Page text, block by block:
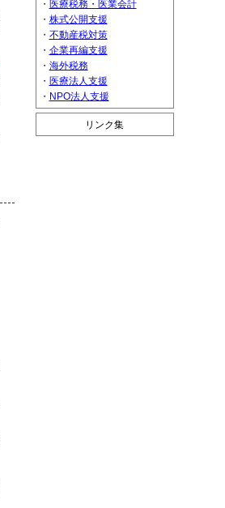
・ 医療税務・医業会計
・ 株式公開支援
・ 不動産税対策
・ 企業再編支援
・ 海外税務
・ 医療法人支援
・ NPO法人支援
リンク集